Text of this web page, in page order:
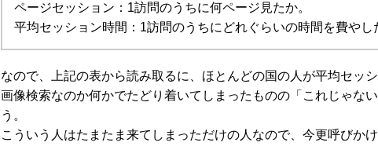
ページセッション：1訪問のうちに何ページ見たか。
平均セッション時間：1訪問のうちにどれぐらいの時間を費やし
なので、上記の表から読み取るに、ほとんどの国の人が平均セッシ
画像検索なのか何かでたどり着いてしまったものの「これじゃな
う。
こういう人はたまたま来てしまっただけの人なので、今更呼びか